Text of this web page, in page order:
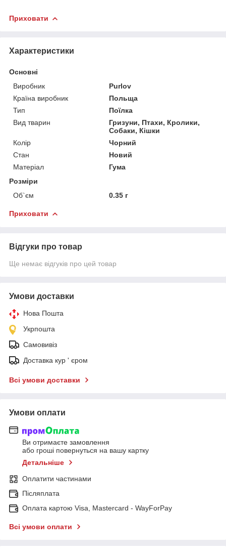
Приховати
Характеристики
Основні
Виробник
Purlov
Країна виробник
Польща
Тип
Поїлка
Вид тварин
Гризуни, Птахи, Кролики,
Собаки, Кішки
Колір
Чорний
Стан
Новий
Матеріал
Гума
Розміри
Об`єм
0.35 г
Приховати
Відгуки про товар
Ще немає відгуків про цей товар
Умови доставки
Нова Пошта
Укрпошта
Самовивіз
Доставка кур ' єром
Всі умови доставки
Умови оплати
Ви отримаєте замовлення
або гроші повернуться на вашу картку
Детальніше
Оплатити частинами
Післяплата
Оплата картою Visa, Mastercard - WayForPay
Всі умови оплати